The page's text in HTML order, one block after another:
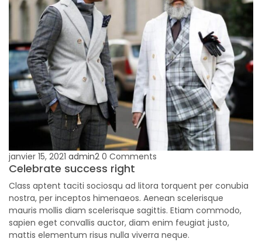
janvier 15, 2021 admin2 0 Comments
Celebrate success right
Class aptent taciti sociosqu ad litora torquent per conubia
nostra, per inceptos himenaeos. Aenean scelerisque
mauris mollis diam scelerisque sagittis. Etiam commodo,
sapien eget convallis auctor, diam enim feugiat justo,
mattis elementum risus nulla viverra neque.